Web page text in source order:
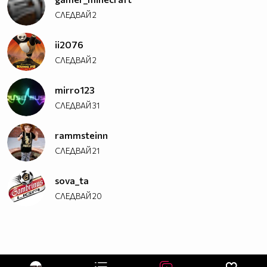
СЛЕДВАЙ2
ii2076
СЛЕДВАЙ2
mirro123
СЛЕДВАЙ31
rammsteinn
СЛЕДВАЙ21
sova_ta
СЛЕДВАЙ20